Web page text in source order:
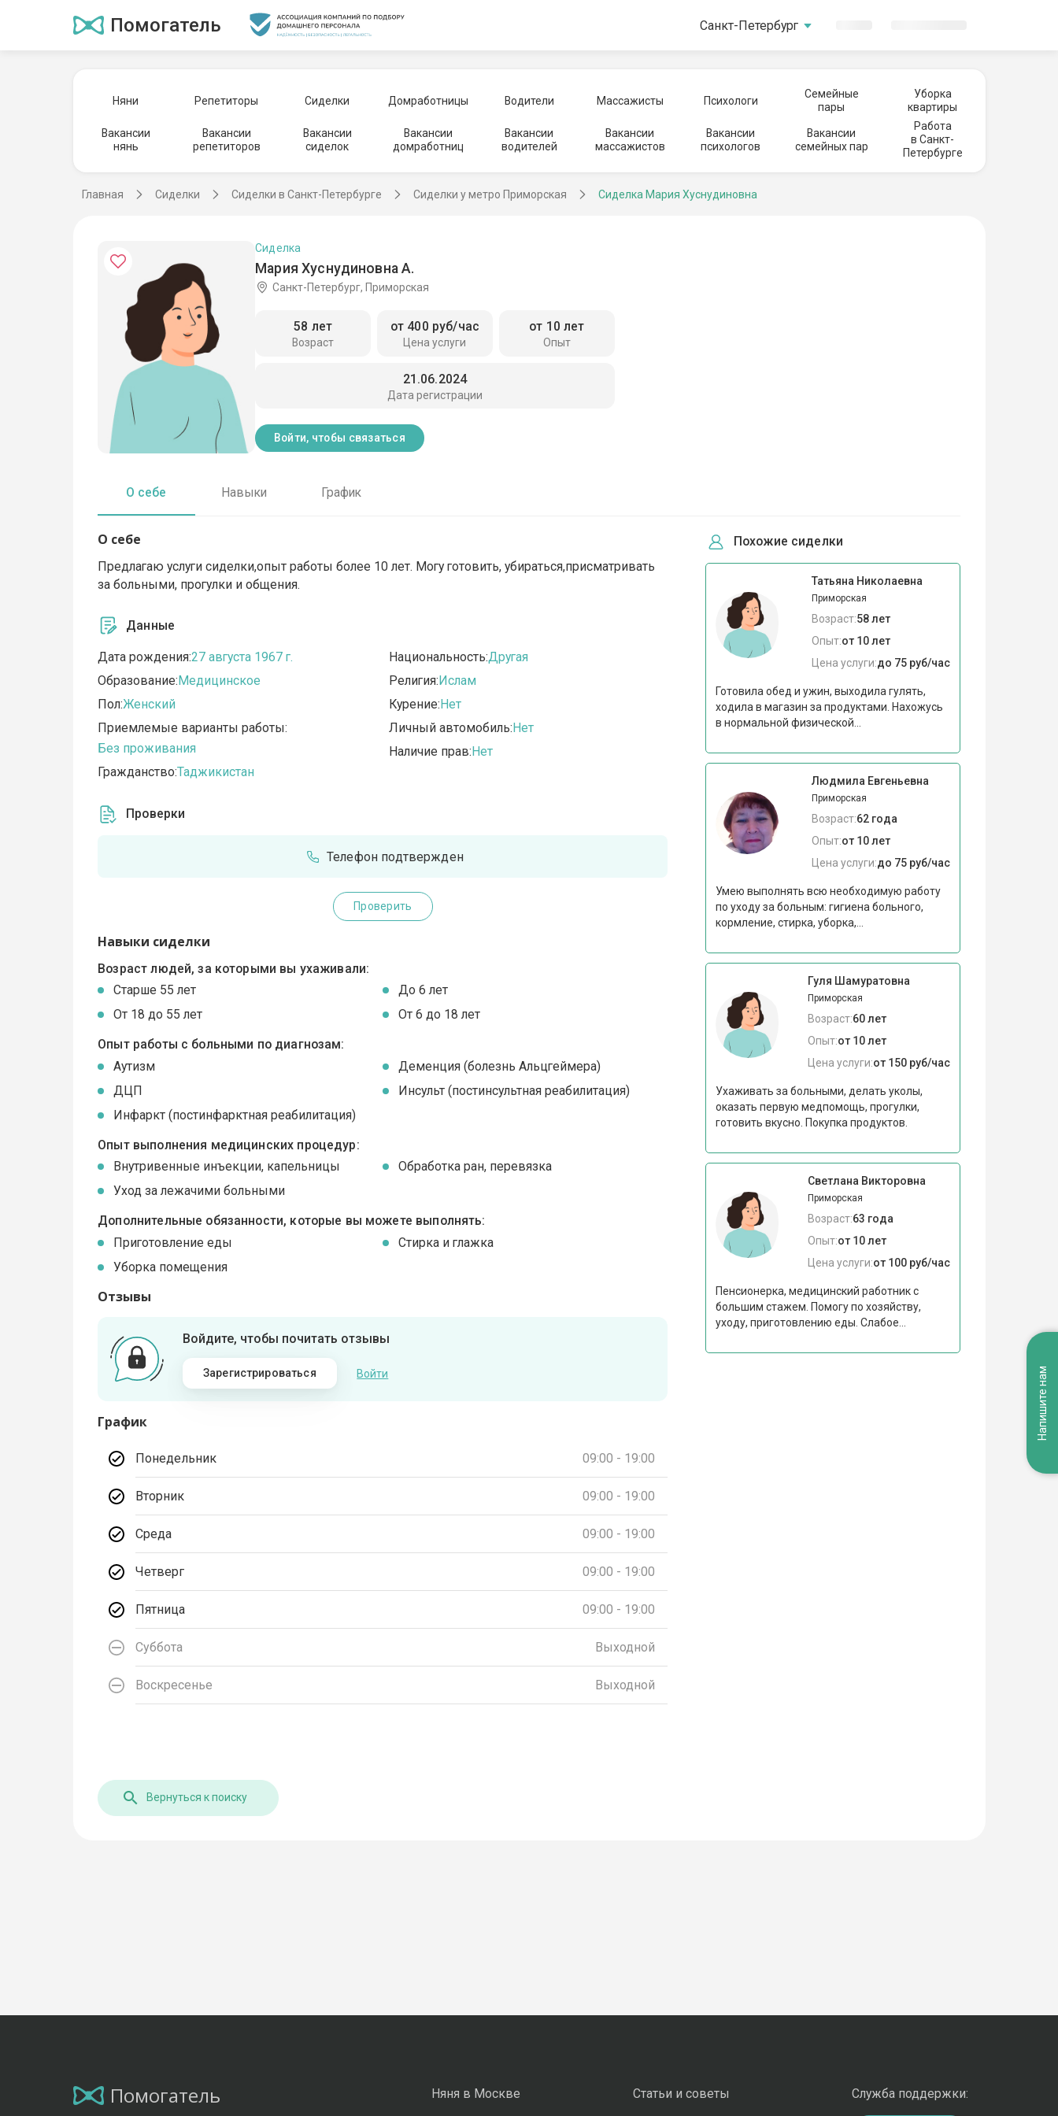
Помогатель Санкт-Петербург
Няни Репетиторы Сиделки Домработницы Водители Массажисты Психологи
Семейные
пары
Уборка
квартиры
Вакансии
нянь
Вакансии
репетиторов
Вакансии
сиделок
Вакансии
домработниц
Вакансии
водителей
Вакансии
массажистов
Вакансии
психологов
Вакансии
семейных пар
Работа
в Санкт-
Петербурге
Главная Сиделки Сиделки в Санкт-Петербурге Сиделки у метро Приморская Сиделка Мария Хуснудиновна
Мария Хуснудиновна А.
Сиделка
Санкт-Петербург, Приморская
Возраст
58 лет
Цена услуги
от 400 руб/час
Опыт
от 10 лет
Дата регистрации
21.06.2024
Войти, чтобы связаться
О себе Навыки График
О себе
Предлагаю услуги сиделки,опыт работы более 10 лет. Могу готовить, убираться,присматривать
за больными, прогулки и общения.
Данные
Дата рождения:27 августа 1967 г.
Образование:Медицинское
Пол:Женский
Приемлемые варианты работы:
Без проживания
Гражданство:Таджикистан
Национальность:Другая
Религия:Ислам
Курение:Нет
Личный автомобиль:Нет
Наличие прав:Нет
Проверки
Телефон подтвержден
Проверить
Навыки сиделки
Возраст людей, за которыми вы ухаживали:
Cтарше 55 лет
До 6 лет
От 18 до 55 лет
От 6 до 18 лет
Опыт работы с больными по диагнозам:
Аутизм
Деменция (болезнь Альцгеймера)
ДЦП
Инсульт (постинсультная реабилитация)
Инфаркт (постинфарктная реабилитация)
Опыт выполнения медицинских процедур:
Внутривенные инъекции, капельницы
Обработка ран, перевязка
Уход за лежачими больными
Дополнительные обязанности, которые вы можете выполнять:
Приготовление еды
Стирка и глажка
Уборка помещения
Отзывы
Войдите, чтобы почитать отзывы
Зарегистрироваться Войти
График
Понедельник 09:00 - 19:00
Вторник 09:00 - 19:00
Среда 09:00 - 19:00
Четверг 09:00 - 19:00
Пятница 09:00 - 19:00
Суббота Выходной
Воскресенье Выходной
Похожие сиделки
Татьяна Николаевна
Приморская
Возраст:58 лет
Опыт:от 10 лет
Цена услуги:до 75 руб/час
Готовила обед и ужин, выходила гулять,
ходила в магазин за продуктами. Нахожусь
в нормальной физической...
Людмила Евгеньевна
Приморская
Возраст:62 года
Опыт:от 10 лет
Цена услуги:до 75 руб/час
Умею выполнять всю необходимую работу
по уходу за больным: гигиена больного,
кормление, стирка, уборка,...
Гуля Шамуратовна
Приморская
Возраст:60 лет
Опыт:от 10 лет
Цена услуги:от 150 руб/час
Ухаживать за больными, делать уколы,
оказать первую медпомощь, прогулки,
готовить вкусно. Покупка продуктов.
Светлана Викторовна
Приморская
Возраст:63 года
Опыт:от 10 лет
Цена услуги:от 100 руб/час
Пенсионерка, медицинский работник с
большим стажем. Помогу по хозяйству,
уходу, приготовлению еды. Слабое...
Вернуться к поиску
Помогатель Няня в Москве Статьи и советы Служба поддержки:
Напишите нам